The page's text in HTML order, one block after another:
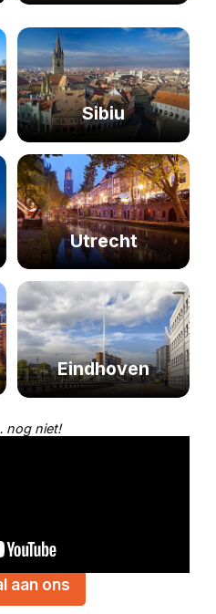
Sibiu
Utrecht
Eindhoven
nog niet!
aan ons